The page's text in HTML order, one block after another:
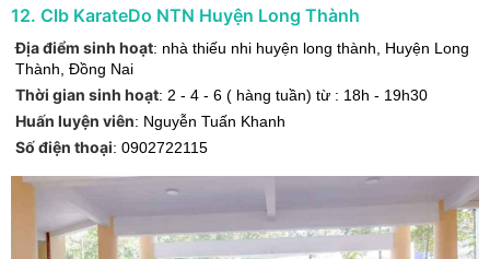
12. Clb KarateDo NTN Huyện Long Thành
Địa điểm sinh hoạt: nhà thiếu nhi huyện long thành
Huyện Long
Thành Đồng Nai
Thời gian sinh hoạt: 2 - 4 - 6 ( hàng tuần) từ : 18h - 19h30
Huấn luyện viên: Nguyễn Tuấn Khanh
Số điện thoại: 0902722115